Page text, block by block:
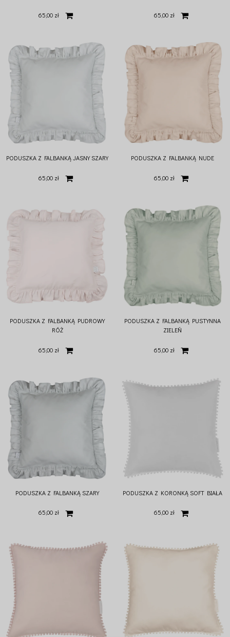
65,00 zł 65,00 zł
PODUSZKA Z FALBANKĄ JASNY SZARY
65,00 zł
PODUSZKA Z FALBANKĄ NUDE
65,00 zł
PODUSZKA Z FALBANKĄ PUDROWY
RÓŻ
65,00 zł
PODUSZKA Z FALBANKĄ PUSTYNNA
ZIELEŃ
65,00 zł
PODUSZKA Z FALBANKĄ SZARY
65,00 zł
PODUSZKA Z KORONKĄ SOFT BIAŁA
65,00 zł